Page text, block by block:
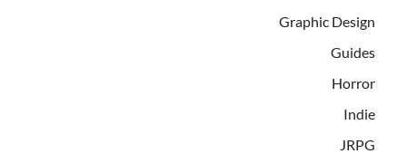
Graphic Design
Guides
Horror
Indie
JRPG